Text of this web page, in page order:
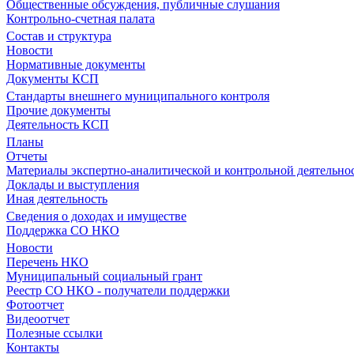
Общественные обсуждения, публичные слушания
Контрольно-счетная палата
Состав и структура
Новости
Нормативные документы
Документы КСП
Стандарты внешнего муниципального контроля
Прочие документы
Деятельность КСП
Планы
Отчеты
Материалы экспертно-аналитической и контрольной
Доклады и выступления
Иная деятельность
Сведения о доходах и имуществе
Поддержка СО НКО
Новости
Перечень НКО
Муниципальный социальный грант
Реестр СО НКО - получатели поддержки
Фотоотчет
Видеоотчет
Полезные ссылки
Контакты